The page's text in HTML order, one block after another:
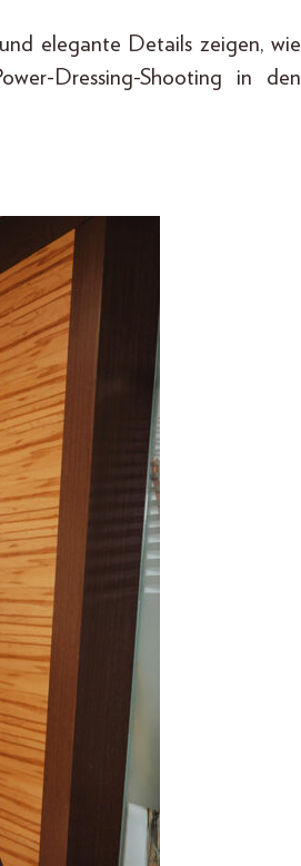
elegante Details zeigen, wie
Dressing-Shooting in den